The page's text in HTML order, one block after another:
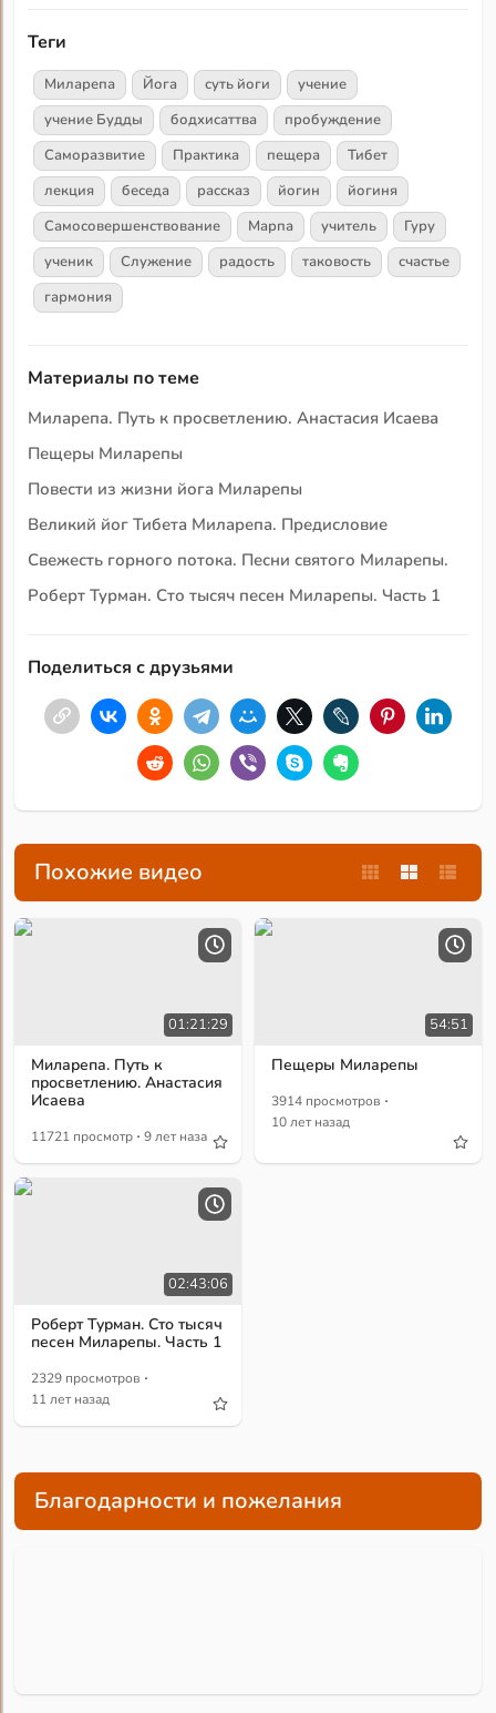
Теги
Миларепа Йога суть йоги
учение
учение Будды
бодхисаттва
пробуждение
Саморазвитие
Практика пещера
Тибет
лекция
беседа рассказ йогин
йогиня
Самосовершенствование
Марпа учитель
Гуру
ученик
Служение радость таковость
счастье
гармония
Материалы по теме
Миларепа. Путь к просветлению. Анастасия Исаева
Пещеры Миларепы
Повести из жизни йога Миларепы
Великий йог Тибета Миларепа. Предисловие
Свежесть горного потока. Песни святого Миларепы.
Роберт Турман. Сто тысяч песен Миларепы. Часть 1
Поделиться с друзьями
Похожие видео
01:21:29
Миларепа. Путь к
просветлению. Анастасия
Исаева
11721 просмотр · 9 лет назад
54:51
Пещеры Миларепы
3914 просмотров ·
10 лет назад
02:43:06
Роберт Турман. Сто тысяч
песен Миларепы. Часть 1
2329 просмотров ·
11 лет назад
Благодарности и пожелания